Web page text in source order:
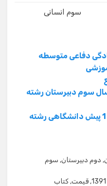
سوم انسانی
دفاعی متوسطه
سوالات ادبیات(3)سال سوم دبیرستان رشته
نمونه سوالات زبان فارسی 1 پیش دانشگاهی رشته
, دوم دبیرستان, سوم
, قیمت, کتاب